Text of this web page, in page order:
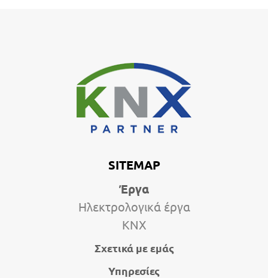
SITEMAP
Έργα
Ηλεκτρολογικά έργα
KNX
Σχετικά με εμάς
Υπηρεσίες